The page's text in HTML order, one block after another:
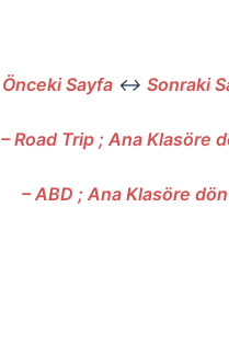
Önceki Sayfa↔ Sonraki
– Road Trip ; Ana Klasöre
– ABD ; Ana Klasöre